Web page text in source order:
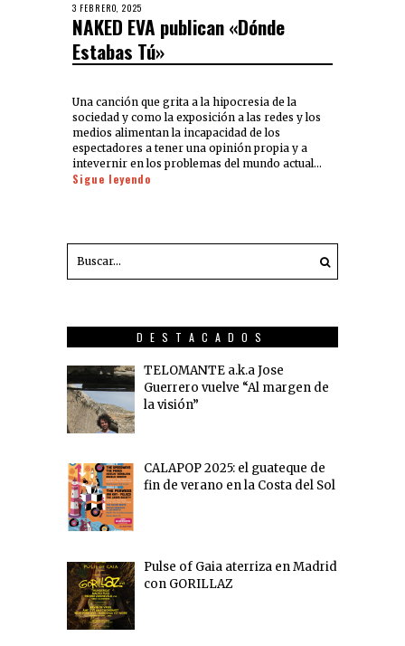
3 FEBRERO, 2025
NAKED EVA publican «Dónde
Estabas Tú»
Una canción que grita a la hipocresia de la
sociedad y como la exposición a las redes y los
medios alimentan la incapacidad de los
espectadores a tener una opinión propia y a
intevernir en los problemas del mundo actual…
Sigue leyendo
DESTACADOS
TELOMANTE a.k.a Jose
Guerrero vuelve “Al margen de
la visión”
CALAPOP 2025: el guateque de
fin de verano en la Costa del Sol
Pulse of Gaia aterriza en Madrid
con GORILLAZ